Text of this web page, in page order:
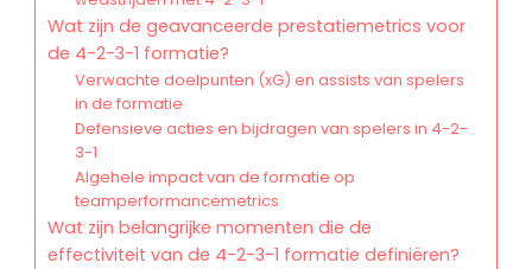
Wat zijn de geavanceerde prestatiemetrics voor
de 4-2-3-1 formatie?
Verwachte doelpunten (xG) en assists van spelers
in de formatie
Defensieve acties en bijdragen van spelers in 4-2-
3-1
Algehele impact van de formatie op
teamperformancemetrics
Wat zijn belangrijke momenten die de
effectiviteit van de 4-2-3-1 formatie definiëren?